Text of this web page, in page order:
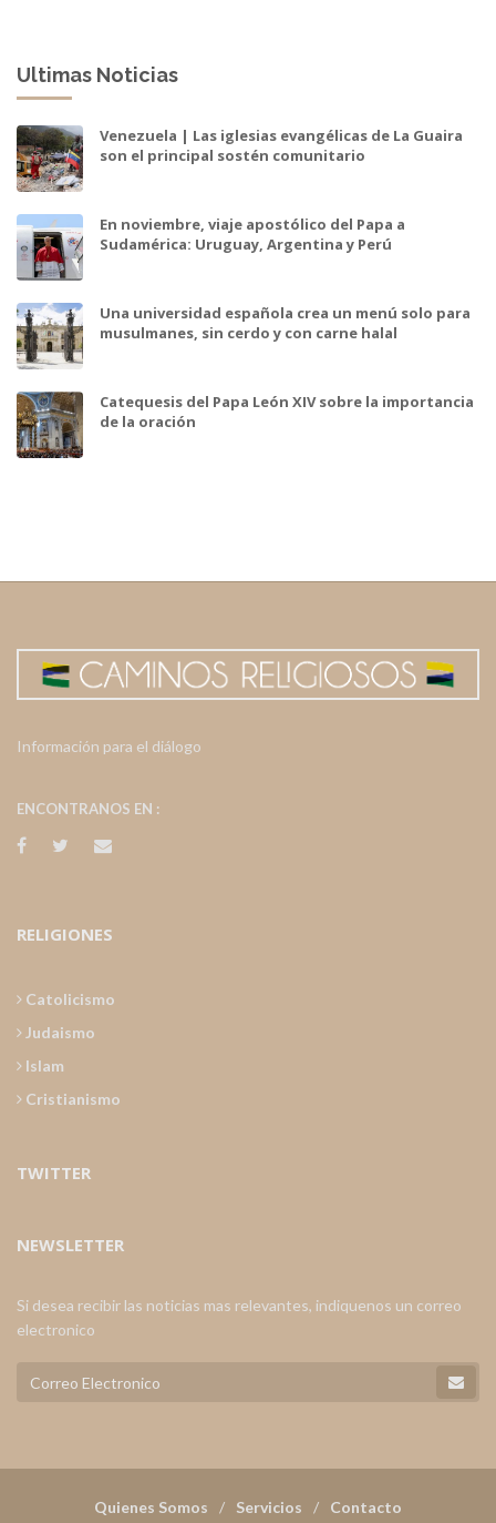
Ultimas Noticias
Venezuela | Las iglesias evangélicas de La Guaira
son el principal sostén comunitario
En noviembre, viaje apostólico del Papa a
Sudamérica: Uruguay, Argentina y Perú
Una universidad española crea un menú solo para
musulmanes, sin cerdo y con carne halal
Catequesis del Papa León XIV sobre la importancia
de la oración
Información para el diálogo
ENCONTRANOS EN :
RELIGIONES
Catolicismo
Judaismo
Islam
Cristianismo
TWITTER
NEWSLETTER
Si desea recibir las noticias mas relevantes, indiquenos un correo
electronico
Quienes Somos Servicios Contacto